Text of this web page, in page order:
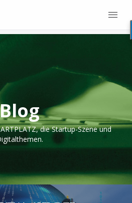
Blog
die Startup-Szene und